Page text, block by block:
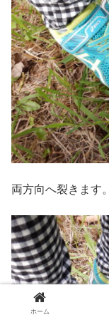
両方向へ裂きます。
ホーム